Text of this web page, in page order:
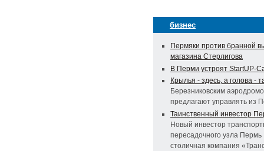
бизнес
Пермяки против бранной
магазина Стерлигова
В Перми устроят StartUP-
Крылья - здесь, а голова -
Березниковским
предлагают управлять из
Таинственный инвестор
Новый инвестор
пересадочного узла Пермь
столичная компания